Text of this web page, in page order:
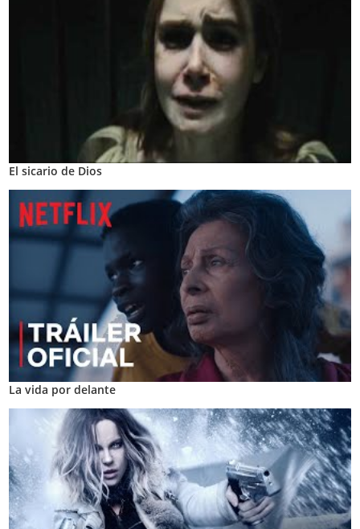
El sicario de Dios
La vida por delante